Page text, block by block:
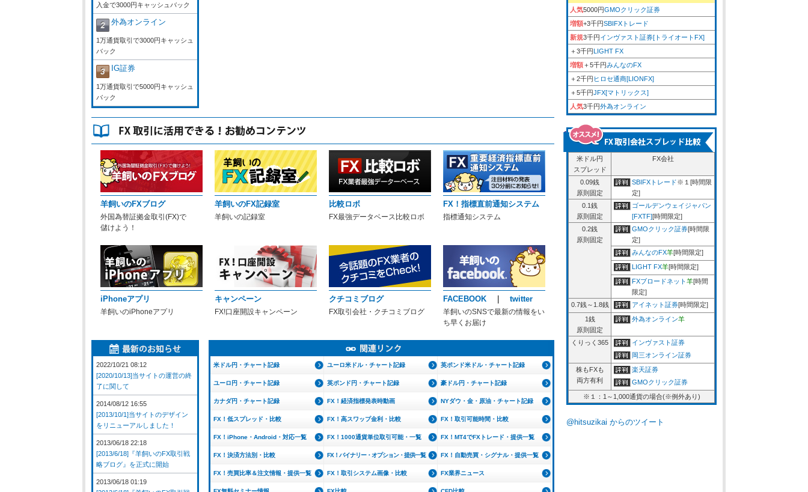
入金で3000円キャッシュバック
外為オンライン
1万通貨取引で3000円キャッシュ
バック
IG証券
1万通貨取引で5000円キャッシュ
バック
羊飼いのFXブログ
外国為替証拠金取引(FX)で
儲けよう！
羊飼いのFX記録室
羊飼いの記録室
比較ロボ
FX最強データベース比較ロボ
FX！指標直前通知システム
指標通知システム
iPhoneアプリ
羊飼いのiPhoneアプリ
キャンペーン
FX!口座開設キャンペーン
クチコミブログ
FX取引会社・クチコミブログ
FACEBOOK twitter
羊飼いのSNSで最新の情報をい
ち早くお届け
米ドル円・チャート記録 ユーロ米ドル・チャート記録 英ポンド米ドル・チャート記録
ユーロ円・チャート記録 英ポンド円・チャート記録 豪ドル円・チャート記録
カナダ円・チャート記録 FX！経済指標発表時動画 NYダウ・金・原油・チャート記録
FX！低スプレッド・比較 FX！高スワップ金利・比較 FX！取引可能時間・比較
FX！iPhone・Android・対応一覧 FX！1000通貨単位取引可能・一覧 FX！MT4でFXトレード・提供一覧
FX！決済方法別・比較 FX！バイナリー・オプション・提供一覧 FX！自動売買・シグナル・提供一覧
FX！売買比率＆注文情報・提供一覧 FX！取引システム画像・比較 FX業界ニュース
2022/10/21 08:12
[2020/10/13]当サイトの運営の終
了に関して
2014/08/12 16:55
[2013/10/1]当サイトのデザイン
をリニューアルしました！
2013/06/18 22:18
[2013/6/18]『羊飼いのFX取引戦
略ブログ』を正式に開始
2013/06/18 01:19
人気5000円GMOクリック証券
増額+3千円SBIFXトレード
新規3千円インヴァスト証券[トライオートFX]
＋3千円LIGHT FX
増額＋5千円みんなのFX
＋2千円 ヒロセ通商[LIONFX]
＋5千円JFX[マトリックス]
人気3千円外為オンライン
米ドル円
スプレッド
FX会社
0.09銭
原則固定
SBIFXトレード※１[時間限
定]
0.1銭
原則固定
ゴールデンウェイジャパン
[FXTF][時間限定]
0.2銭
原則固定
GMOクリック証券[時間限
定]
みんなのFX羊[時間限定]
LIGHT FX羊[時間限定]
FXブロードネット羊[時間
限定]
0.7銭～1.8銭
アイネット証券[時間限定]
1銭
原則固定
外為オンライン羊
くりっく365
インヴァスト証券
岡三オンライン証券
株もFXも
両方有利
楽天証券
GMOクリック証券
※１：1～1,000通貨の場合(※例外あり)
@hitsuzikai からのツイート